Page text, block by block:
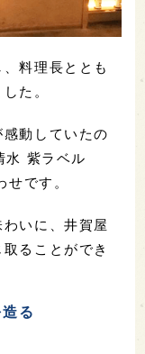
料理長ととも
た。
動していたの
水 紫ラベル
です。
いに、井賀屋
ることができ
る